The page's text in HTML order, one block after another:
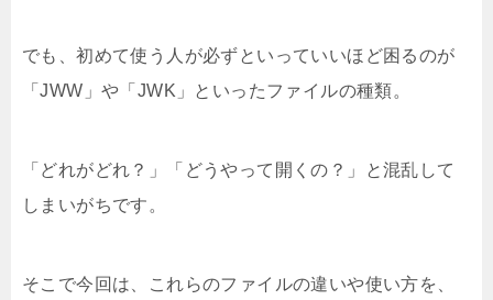
でも、初めて使う人が必ずといっていいほど困るのが
「JWW」や「JWK」といったファイルの種類。
「どれがどれ？」「どうやって開くの？」と混乱して
しまいがちです。
そこで今回は、これらのファイルの違いや使い方を、